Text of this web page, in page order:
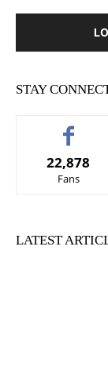
STAY
22,878
Fans
LATEST